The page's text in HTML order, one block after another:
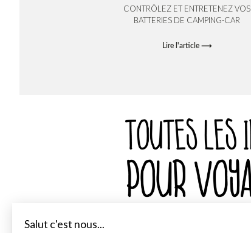
CONTRÔLEZ ET ENTRETENEZ VOS
BATTERIES DE CAMPING-CAR
Lire l'article ⟶
Salut c'est nous...